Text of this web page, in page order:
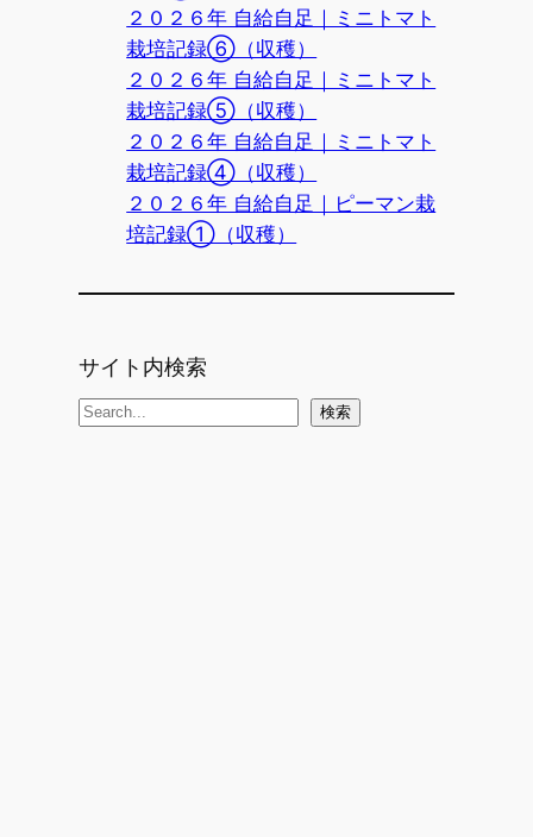
２０２６年 自給自足｜ミニトマト
栽培記録⑥（収穫）
２０２６年 自給自足｜ミニトマト
栽培記録⑤（収穫）
２０２６年 自給自足｜ミニトマト
栽培記録④（収穫）
２０２６年 自給自足｜ピーマン栽
培記録①（収穫）
サイト内検索
検
検索